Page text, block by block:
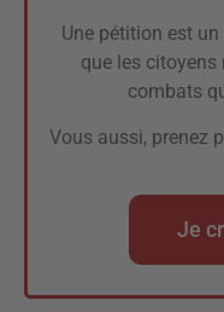
Une pétition est un
que les citoyens
combats
Vous aussi, prenez
Je